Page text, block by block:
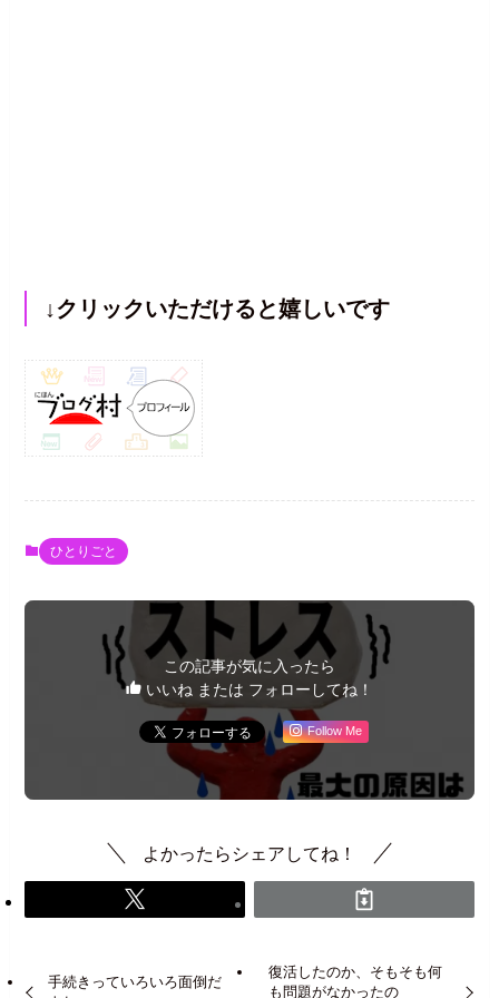
↓クリックいただけると嬉しいです
ひとりごと
この記事が気に入ったら
いいね または フォローしてね！
Follow Me
よかったらシェアしてね！
手続きっていろいろ面倒だ
復活したのか、そもそも何
も問題がなかったの